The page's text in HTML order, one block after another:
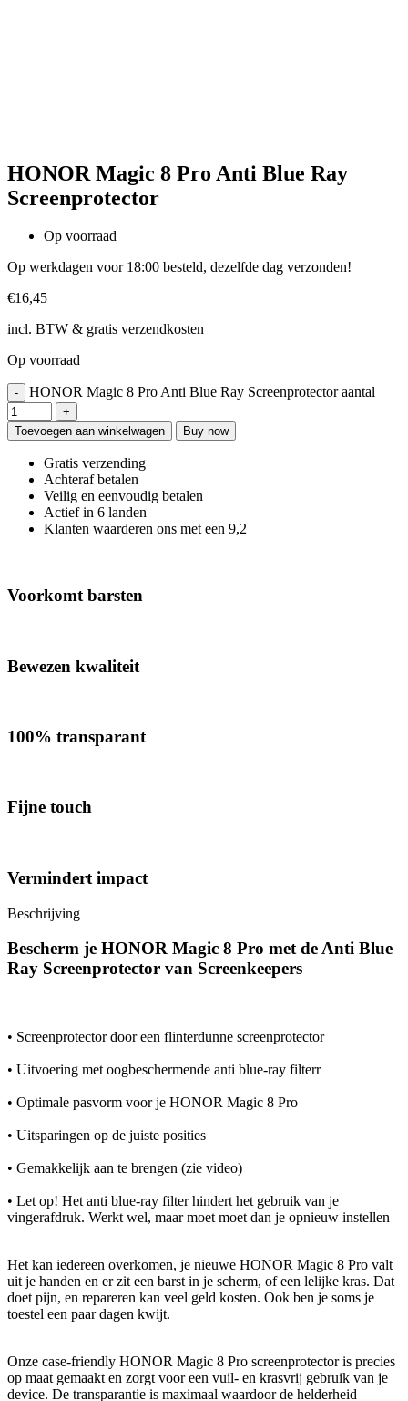
HONOR Magic 8 Pro Anti Blue Ray
Screenprotector
Op voorraad
Op werkdagen voor 18:00 besteld, dezelfde dag verzonden!
€16,45
incl. BTW & gratis verzendkosten
Op voorraad
HONOR Magic 8 Pro Anti Blue Ray Screenprotector aantal
Toevoegen aan winkelwagen Buy now
Gratis verzending
Achteraf betalen
Veilig en eenvoudig betalen
Actief in 6 landen
Klanten waarderen ons met een 9,2
Voorkomt barsten
Bewezen kwaliteit
100% transparant
Fijne touch
Vermindert impact
Beschrijving
Bescherm je HONOR Magic 8 Pro met de Anti Blue
Ray Screenprotector van Screenkeepers
• Screenprotector door een flinterdunne screenprotector
• Uitvoering met oogbeschermende anti blue-ray filterr
• Optimale pasvorm voor je HONOR Magic 8 Pro
• Uitsparingen op de juiste posities
• Gemakkelijk aan te brengen (zie video)
• Let op! Het anti blue-ray filter hindert het gebruik van je
vingerafdruk. Werkt wel, maar moet moet dan je opnieuw instellen
Het kan iedereen overkomen, je nieuwe HONOR Magic 8 Pro valt
uit je handen en er zit een barst in je scherm, of een lelijke kras. Dat
doet pijn, en repareren kan veel geld kosten. Ook ben je soms je
toestel een paar dagen kwijt.
Onze case-friendly HONOR Magic 8 Pro screenprotector is precies
op maat gemaakt en zorgt voor een vuil- en krasvrij gebruik van je
device. De transparantie is maximaal waardoor de helderheid